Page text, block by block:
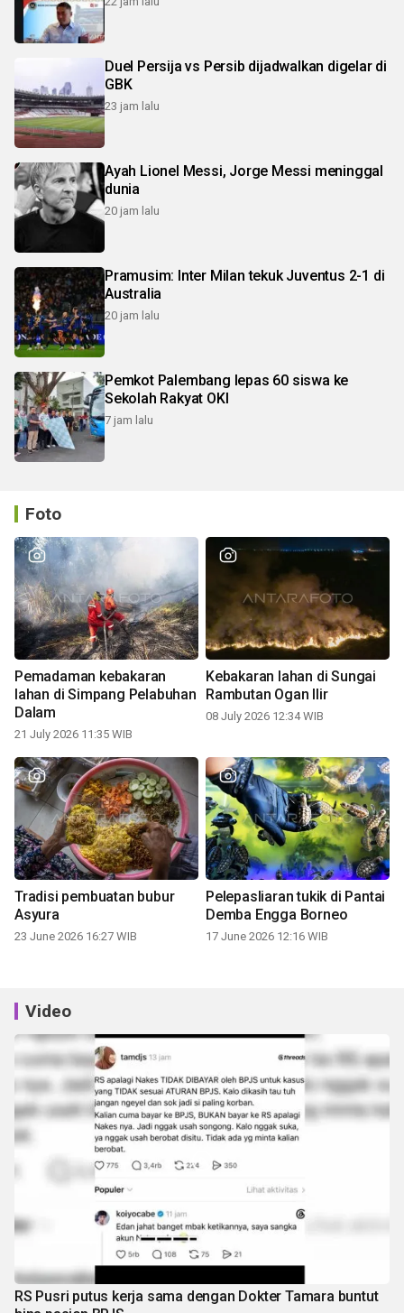
Duel Persija vs Persib dijadwalkan digelar di
GBK
23 jam lalu
Ayah Lionel Messi, Jorge Messi meninggal
dunia
20 jam lalu
Pramusim: Inter Milan tekuk Juventus 2-1 di
Australia
20 jam lalu
Pemkot Palembang lepas 60 siswa ke
Sekolah Rakyat OKI
7 jam lalu
Foto
Pemadaman kebakaran
lahan di Simpang Pelabuhan
Dalam
21 July 2026 11:35 WIB
Kebakaran lahan di Sungai
Rambutan Ogan Ilir
08 July 2026 12:34 WIB
Tradisi pembuatan bubur
Asyura
23 June 2026 16:27 WIB
Pelepasliaran tukik di Pantai
Demba Engga Borneo
17 June 2026 12:16 WIB
Video
RS Pusri putus kerja sama dengan Dokter Tamara buntut